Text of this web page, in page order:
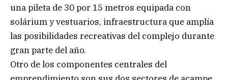
una pileta de 30 por 15 metros equipada con
solárium y vestuarios, infraestructura que amplía
las posibilidades recreativas del complejo durante
gran parte del año.
Otro de los componentes centrales del